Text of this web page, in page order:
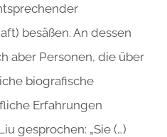
besäßen. An dessen
aber Personen, die über
biografische
Erfahrungen
gesprochen: „Sie (…)